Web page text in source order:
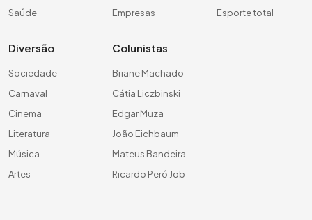
Saúde
Empresas
Esporte total
Diversão
Sociedade
Carnaval
Cinema
Literatura
Música
Artes
Colunistas
Briane Machado
Cátia Liczbinski
Edgar Muza
João Eichbaum
Mateus Bandeira
Ricardo Peró Job